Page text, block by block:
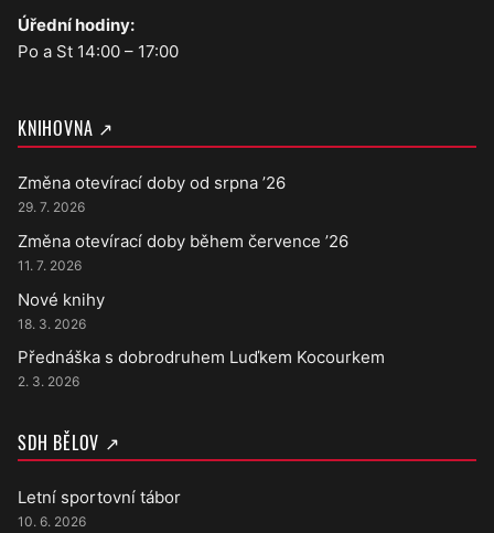
Úřední hodiny:
Po a St 14:00 – 17:00
KNIHOVNA ↗
Změna otevírací doby od srpna ’26
29. 7. 2026
Změna otevírací doby během července ’26
11. 7. 2026
Nové knihy
18. 3. 2026
Přednáška s dobrodruhem Luďkem Kocourkem
2. 3. 2026
SDH BĚLOV ↗
Letní sportovní tábor
10. 6. 2026